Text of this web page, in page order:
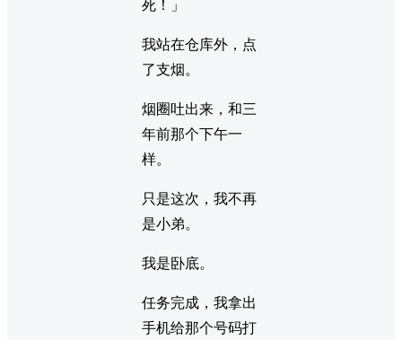
死！」
我站在仓库外，点
了支烟。
烟圈吐出来，和三
年前那个下午一
样。
只是这次，我不再
是小弟。
我是卧底。
任务完成，我拿出
手机给那个号码打